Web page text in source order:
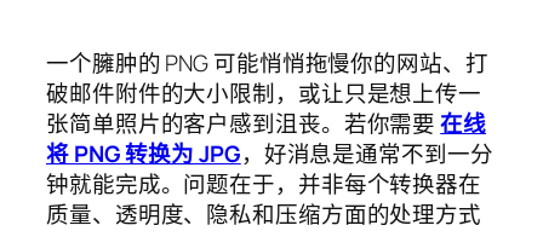
一个臃肿的 PNG 可能悄悄拖慢你的网站、打
破邮件附件的大小限制，或让只是想上传一
张简单照片的客户感到沮丧。若你需要在线
将 PNG 转换为 JPG，好消息是通常不到一分
钟就能完成。问题在于，并非每个转换器在
质量、透明度、隐私和压缩方面的处理方式